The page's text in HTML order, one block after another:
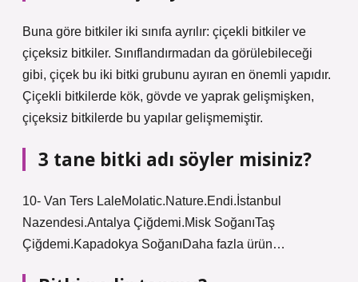
Buna göre bitkiler iki sınıfa ayrılır: çiçekli bitkiler ve
çiçeksiz bitkiler. Sınıflandırmadan da görülebileceği
gibi, çiçek bu iki bitki grubunu ayıran en önemli yapıdır.
Çiçekli bitkilerde kök, gövde ve yaprak gelişmişken,
çiçeksiz bitkilerde bu yapılar gelişmemiştir.
3 tane bitki adı söyler misiniz?
10- Van Ters LaleMolatic.Nature.Endi.İstanbul
Nazendesi.Antalya Çiğdemi.Misk SoğanıTaş
Çiğdemi.Kapadokya SoğanıDaha fazla ürün…